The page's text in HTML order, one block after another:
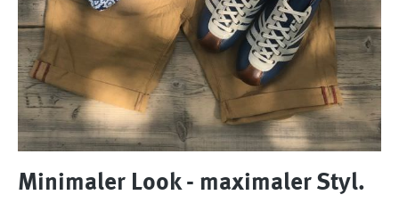
Minimaler Look - maximaler Styl.